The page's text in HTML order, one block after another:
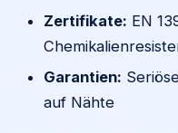
Zertifikate: EN
Garantien:
auf Nähte